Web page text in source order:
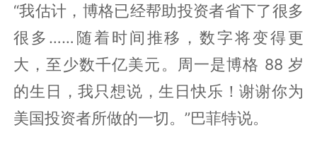
“我估计，博格已经帮助投资者省下了很多
很多……随着时间推移，数字将变得更
大，至少数千亿美元。周一是博格 88 岁
的生日，我只想说，生日快乐！谢谢你为
美国投资者所做的一切。”巴菲特说。